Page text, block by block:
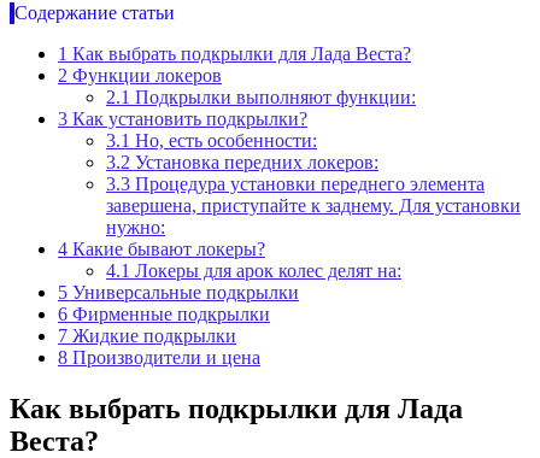
Содержание статьи
1 Как выбрать подкрылки для Лада Веста?
2 Функции локеров
2.1 Подкрылки выполняют функции:
3 Как установить подкрылки?
3.1 Но, есть особенности:
3.2 Установка передних локеров:
3.3 Процедура установки переднего элемента
завершена, приступайте к заднему. Для установки
нужно:
4 Какие бывают локеры?
4.1 Локеры для арок колес делят на:
5 Универсальные подкрылки
6 Фирменные подкрылки
7 Жидкие подкрылки
8 Производители и цена
Как выбрать подкрылки для Лада
Веста?